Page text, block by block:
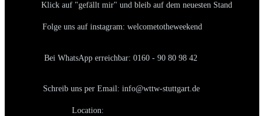
Klick auf "gefällt mir" und bleib auf dem neuesten Stand
Folge uns auf instagram: welcometotheweekend
Bei WhatsApp erreichbar: 0160 - 90 80 98 42
Schreib uns per Email: info@wttw-stuttgart.de
Location: